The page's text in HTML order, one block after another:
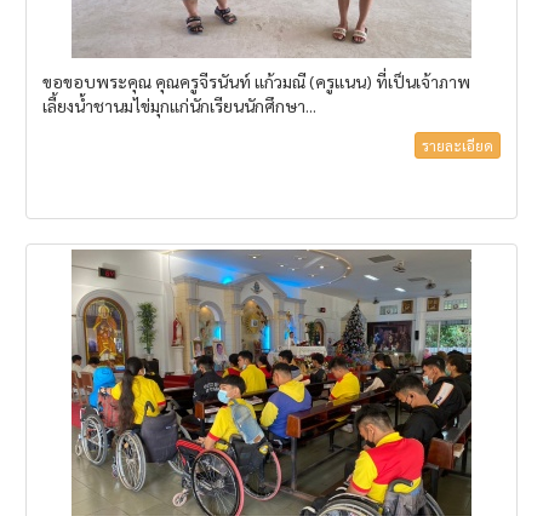
ขอขอบพระคุณ คุณครูจีรนันท์ แก้วมณี (ครูแนน) ที่เป็นเจ้าภาพ
เลี้ยงน้ำชานมไข่มุกแก่นักเรียนนักศึกษา...
รายละเอียด